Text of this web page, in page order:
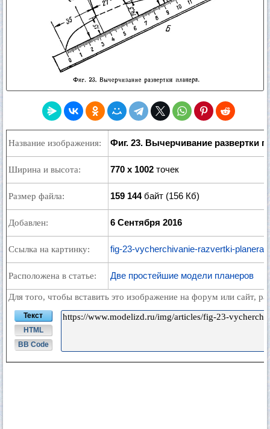
Название изображения: Фиг. 23. Вычерчивание развертки
Ширина и высота: 770 x 1002 точек
Размер файла: 159 144байт (156 Кб)
Добавлен: 6 Сентября 2016
Ссылка на картинку: fig-23-vycherchivanie-razvertki-
Расположена в статье: Две простейшие модели планеров
Для того, чтобы вставить это изображение на форум или сайт,
Текст
HTML
BB Code